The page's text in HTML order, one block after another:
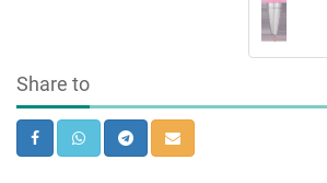
Share to